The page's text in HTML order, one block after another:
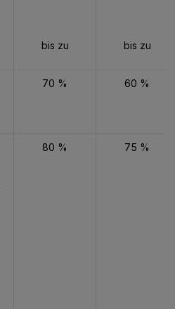
bis zu bis zu
70 % 60 %
80 % 75 %